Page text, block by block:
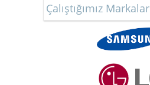
Çalıştığımız Markalar